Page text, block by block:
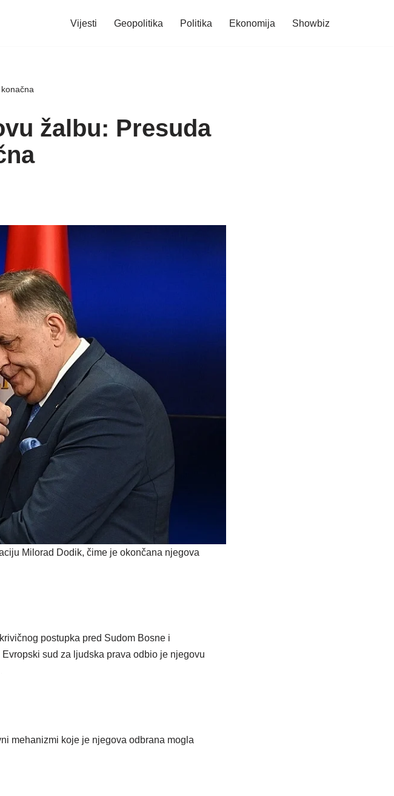
Vijesti Geopolitika Politika Ekonomija Showbiz
žalbu: Presuda
Milorad Dodik, čime je okončana njegova
postupka pred Sudom Bosne i
sud za ljudska prava odbio je njegovu
mehanizmi koje je njegova odbrana mogla